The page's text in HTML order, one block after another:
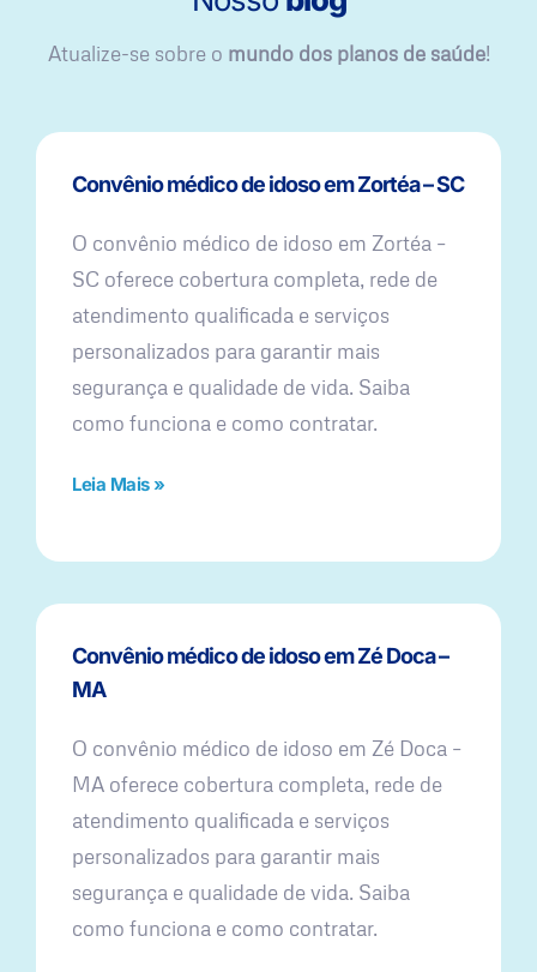
Atualize-se sobre o mundo dos planos de saúde!
Convênio médico de idoso em Zortéa – SC
O convênio médico de idoso em Zortéa –
SC oferece cobertura completa, rede de
atendimento qualificada e serviços
personalizados para garantir mais
segurança e qualidade de vida. Saiba
como funciona e como contratar.
Leia Mais »
Convênio médico de idoso em Zé Doca –
MA
O convênio médico de idoso em Zé Doca –
MA oferece cobertura completa, rede de
atendimento qualificada e serviços
personalizados para garantir mais
segurança e qualidade de vida. Saiba
como funciona e como contratar.